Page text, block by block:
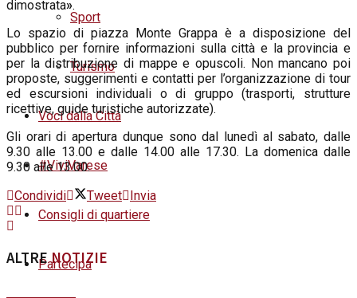
Sport
Turismo
Voci dalla Città
#ViviVarese
Consigli di quartiere
Partecipa
dimostrata».
Lo spazio di piazza Monte Grappa è a disposizione del
pubblico per fornire informazioni sulla città e la provincia e
per la distribuzione di mappe e opuscoli. Non mancano poi
proposte, suggerimenti e contatti per l’organizzazione di tour
ed escursioni individuali o di gruppo (trasporti, strutture
ricettive, guide turistiche autorizzate).
Gli orari di apertura dunque sono dal lunedì al sabato, dalle
9.30 alle 13.00 e dalle 14.00 alle 17.30. La domenica dalle
9.30 alle 13.00.
Condividi
Tweet Invia
ALTRENOTIZIE